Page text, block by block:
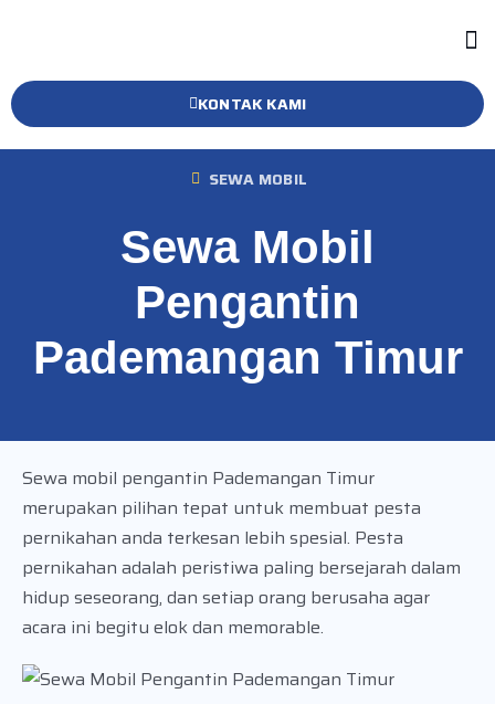
KONTAK KAMI
SEWA MOBIL
Sewa Mobil
Pengantin
Pademangan Timur
Sewa mobil pengantin Pademangan Timur
merupakan pilihan tepat untuk membuat pesta
pernikahan anda terkesan lebih spesial. Pesta
pernikahan adalah peristiwa paling bersejarah dalam
hidup seseorang, dan setiap orang berusaha agar
acara ini begitu elok dan memorable.